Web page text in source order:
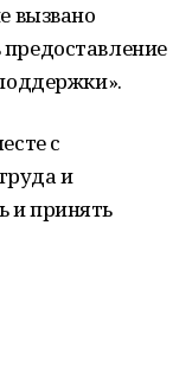
вызвано
с
и
и принять